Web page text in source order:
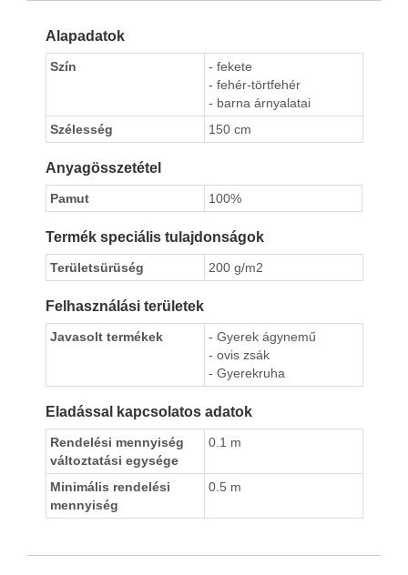
Alapadatok
Szín
- fekete
- fehér-törtfehér
- barna árnyalatai
Szélesség
150 cm
Anyagösszetétel
Pamut 100%
Termék speciális tulajdonságok
Területsürüség 200 g/m2
Felhasználási területek
Javasolt termékek
- Gyerek ágynemű
- ovis zsák
- Gyerekruha
Eladással kapcsolatos adatok
Rendelési mennyiség
változtatási egysége
0.1 m
Minimális rendelési
mennyiség
0.5 m